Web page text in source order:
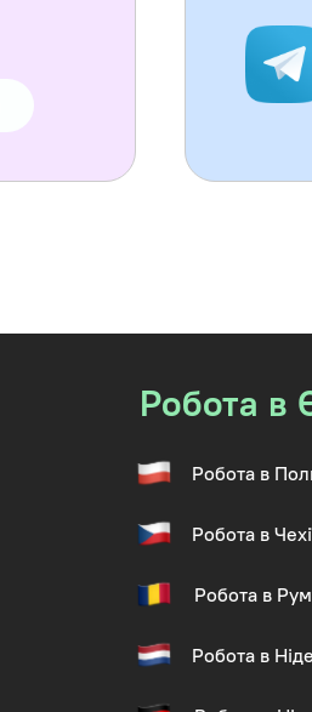
Робота в
Робота в
Робота в
Робота в
Робота в